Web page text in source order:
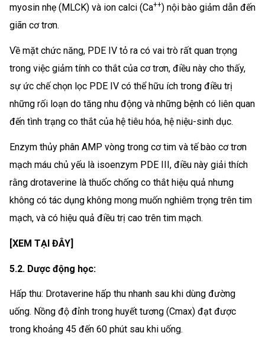
myosin nhẹ (MLCK) và ion calci (Ca++) nội bào giảm dẫn đến
giãn cơ trơn.
Về mặt chức năng, PDE IV tỏ ra có vai trò rất quan trọng
trong việc giảm tính co thắt của cơ trơn, điều này cho thấy,
sự ức chế chọn lọc PDE IV có thể hữu ích trong điều trị
những rối loạn do tăng nhu động và những bệnh có liên quan
đến tình trạng co thắt của hệ tiêu hóa, hệ niệu-sinh dục.
Enzym thủy phân AMP vòng trong cơ tim và tế bào cơ trơn
mạch máu chủ yếu là isoenzym PDE III, điều này giải thích
rằng drotaverine là thuốc chống co thắt hiệu quả nhưng
không có tác dụng không mong muốn nghiêm trọng trên tim
mạch, và có hiệu quả điều trị cao trên tim mạch.
[XEM TẠI ĐÂY]
5.2. Dược động học:
Hấp thu: Drotaverine hấp thu nhanh sau khi dùng đường
uống. Nồng độ đỉnh trong huyết tương (Cmax) đạt được
trong khoảng 45 đến 60 phút sau khi uống.